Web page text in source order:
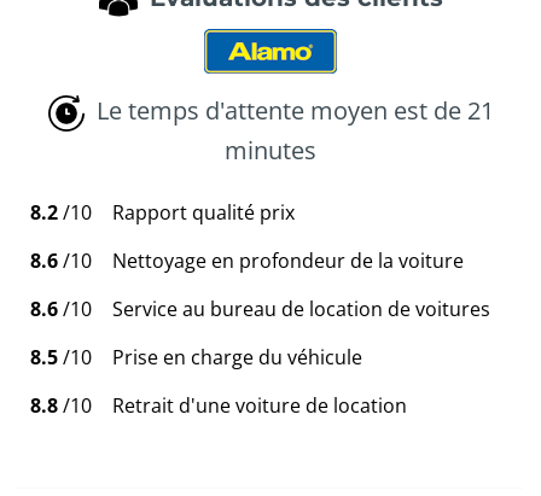
Le temps d'attente moyen est de 21
minutes
8.2/10
Rapport qualité prix
8.6/10
Nettoyage en profondeur de la voiture
8.6/10
Service au bureau de location de voitures
8.5/10
Prise en charge du véhicule
8.8/10 Retrait d'une voiture de location